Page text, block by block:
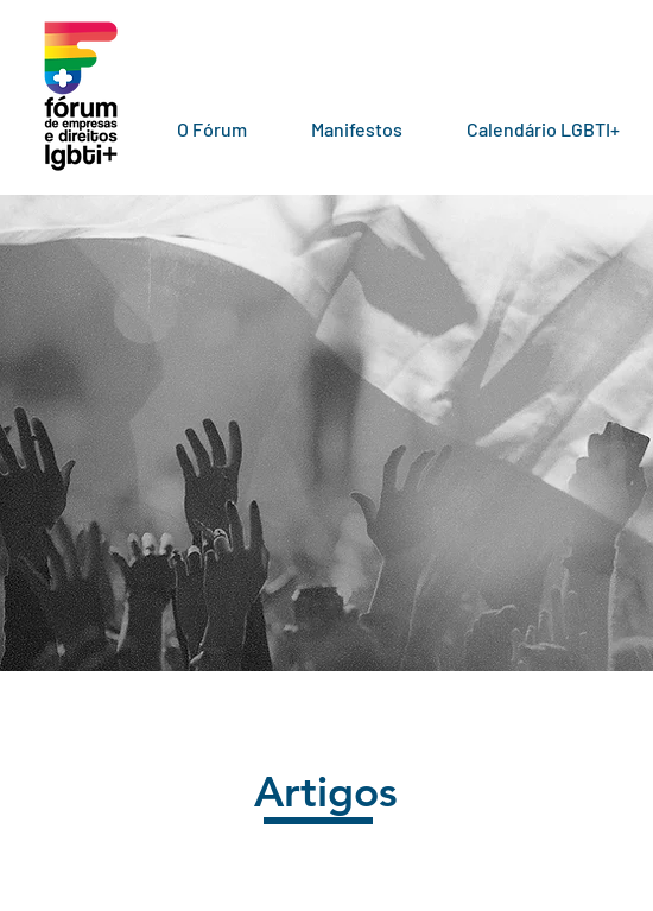
O Fórum Manifestos Calendário LGBTI+
Artigos